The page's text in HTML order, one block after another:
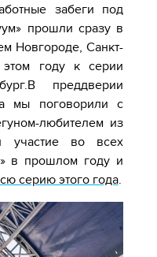
забеги под
прошли сразу в
Новгороде, Санкт-
году к серии
В преддверии
мы поговорили с
любителем из
участие во всех
в прошлом году и
серию этого года.